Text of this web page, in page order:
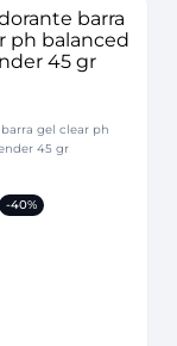
gel clear ph
45 gr
-40%